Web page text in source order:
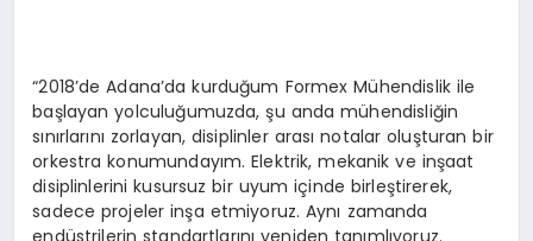
“2018’de Adana’da kurduğum Formex Mühendislik ile
başlayan yolculuğumuzda, şu anda mühendisliğin
sınırlarını zorlayan, disiplinler arası notalar oluşturan bir
orkestra konumundayım. Elektrik, mekanik ve inşaat
disiplinlerini kusursuz bir uyum içinde birleştirerek,
sadece projeler inşa etmiyoruz. Aynı zamanda
endüstrilerin standartlarını yeniden tanımlıyoruz.